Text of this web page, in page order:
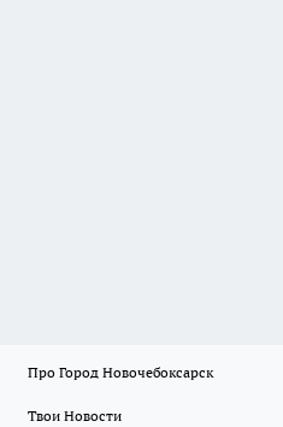
Про Город Новочебоксарск
Твои Новости